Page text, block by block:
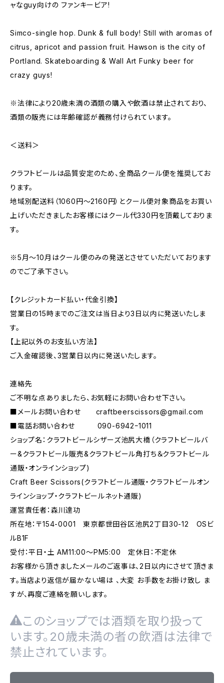
ャなguy向けの ファンキービア!
Simco-single hop. Dunk & full body! Still with aromas of
citrus, apricot and passion fruit. Hawson is the city of
Portland. Skateboarding & Wall Art Funky beer for
crazy guys!
※法律により20歳未満の酒類の購入や飲酒は禁止されており、
酒類の販売には年齢確認が義務付けられています。
＜送料＞
クラフトビールは品質安定のため、全商品クール便を推奨してお
ります。
地域別配送料（1060円～2160円）とクール便対象商品をお買い
上げいただきましたお客様にはクール代330円を頂戴しておりま
す。
※5月～10月はクール便のみの発送とさせていただいております
のでご了承下さい。
【クレジットカード払い・代金引換】
営業日の15時までのご注文は当日より3日以内に発送いたしま
す。
【上記以外のお支払い方法】
ご入金確認後、3営業日以内に発送いたします。
連絡先
ご不明な点ありましたら、お気軽にお問い合わせ下さい。
■メールお問い合わせ craftbeerscissors@gmail.com
■電話お問い合わせ 090-6942ｰ1011
ショップ名：クラフトビールシザーズ池尻大橋（クラフトビールバ
ー&クラフトビール販売&クラフトビール角打ち＆クラフトビール
通販・オンラインショップ)
Craft Beer Scissors(クラフトビール通販・クラフトビールオン
ラインショップ・クラフトビールネット通販)
運営責任者：森川達功
所在地：〒154-0001 東京都世田谷区池尻2丁目30-12 OSビ
ルB1F
受付：平日・土 AM11:00～PM5:00 定休日：不定休
お客様から頂きましたメールのご返事は、2日以内にさせて頂きま
す。当店より返信が届かない場は 、大変 お手数をお掛け致し ま
すが、再度ご連絡を願いします。
このショップでは酒類を取り扱って
います。20歳未満の者の飲酒は法律で
禁止されています。